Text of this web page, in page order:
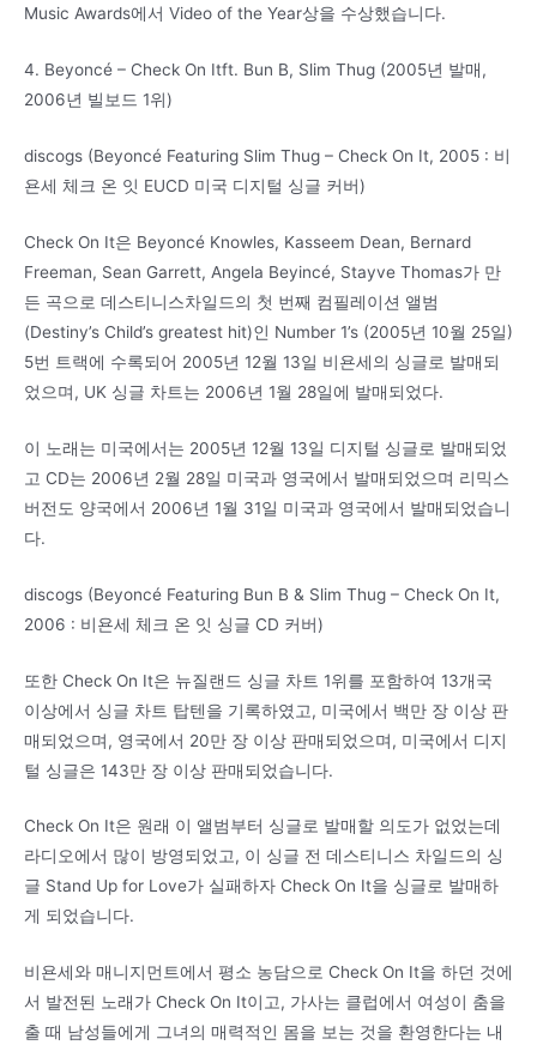
Music Awards에서 Video of the Year상을 수상했습니다.
4. Beyoncé – Check On Itft. Bun B, Slim Thug (2005년 발매,
2006년 빌보드 1위)
discogs (Beyoncé Featuring Slim Thug – Check On It, 2005 : 비
욘세 체크 온 잇 EUCD 미국 디지털 싱글 커버)
Check On It은 Beyoncé Knowles, Kasseem Dean, Bernard
Freeman, Sean Garrett, Angela Beyincé, Stayve Thomas가 만
든 곡으로 데스티니스차일드의 첫 번째 컴필레이션 앨범
(Destiny’s Child’s greatest hit)인 Number 1’s (2005년 10월 25일)
5번 트랙에 수록되어 2005년 12월 13일 비욘세의 싱글로 발매되
었으며, UK 싱글 차트는 2006년 1월 28일에 발매되었다.
이 노래는 미국에서는 2005년 12월 13일 디지털 싱글로 발매되었
고 CD는 2006년 2월 28일 미국과 영국에서 발매되었으며 리믹스
버전도 양국에서 2006년 1월 31일 미국과 영국에서 발매되었습니
다.
discogs (Beyoncé Featuring Bun B & Slim Thug – Check On It,
2006 : 비욘세 체크 온 잇 싱글 CD 커버)
또한 Check On It은 뉴질랜드 싱글 차트 1위를 포함하여 13개국
이상에서 싱글 차트 탑텐을 기록하였고, 미국에서 백만 장 이상 판
매되었으며, 영국에서 20만 장 이상 판매되었으며, 미국에서 디지
털 싱글은 143만 장 이상 판매되었습니다.
Check On It은 원래 이 앨범부터 싱글로 발매할 의도가 없었는데
라디오에서 많이 방영되었고, 이 싱글 전 데스티니스 차일드의 싱
글 Stand Up for Love가 실패하자 Check On It을 싱글로 발매하
게 되었습니다.
비욘세와 매니지먼트에서 평소 농담으로 Check On It을 하던 것에
서 발전된 노래가 Check On It이고, 가사는 클럽에서 여성이 춤을
출 때 남성들에게 그녀의 매력적인 몸을 보는 것을 환영한다는 내